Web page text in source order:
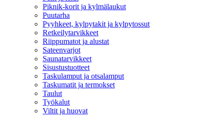
Piknik-korit ja kylmälaukut
Puutarha
Pyyhkeet, kylpytakit ja kylpytossut
Retkeilytarvikkeet
Riippumatot ja alustat
Sateenvarjot
Saunatarvikkeet
Sisustustuotteet
Taskulamput ja otsalamput
Taskumatit ja termokset
Taulut
Työkalut
Viltit ja huovat